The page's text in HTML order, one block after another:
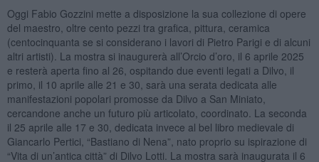
Oggi Fabio Gozzini mette a disposizione la sua collezione di opere
del maestro, oltre cento pezzi tra grafica, pittura, ceramica
(centocinquanta se si considerano i lavori di Pietro Parigi e di alcuni
altri artisti). La mostra si inaugurerà all’Orcio d’oro, il 6 aprile 2025
e resterà aperta fino al 26, ospitando due eventi legati a Dilvo, il
primo, il 10 aprile alle 21 e 30, sarà una serata dedicata alle
manifestazioni popolari promosse da Dilvo a San Miniato,
cercandone anche un futuro più articolato, coordinato. La seconda
il 25 aprile alle 17 e 30, dedicata invece al bel libro medievale di
Giancarlo Pertici, “Bastiano di Nena”, nato proprio su ispirazione di
“Vita di un’antica città” di Dilvo Lotti. La mostra sarà inaugurata il 6